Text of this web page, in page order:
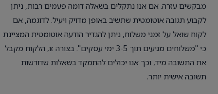
מבקשים עזרה. אם אנו נתקלים בשאלה דומה פעמים רבות, ניתן
לקבוע תגובה אוטומטית שתשיב באופן מדויק ויעיל. לדוגמה, אם
לקוח שואל על זמני משלוח, ניתן להגדיר הודעה אוטומטית המציינת
כי "משלוחים מגיעים תוך 3-5 ימי עסקים". בצורה זו, הלקוח מקבל
את התשובה מיד, וכך אנו יכולים להתמקד בשאלות שדורשות
תשובה אישית יותר.